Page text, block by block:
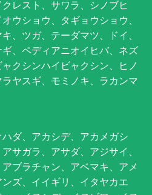
レスト、サワラ、シノブヒ
ウショウ、タギョウショウ、
、ツガ、テーダマツ、ドイ、
、ペディアニオイヒバ、ネズ
クシンハイビャクシン、ヒノ
ヤスギ、モミノキ、ラカンマ
ダ、アカシデ、アカメガシ
サガラ、アサダ、アジサイ、
ブラチャン、アベマキ、アメ
ズ、イイギリ、イタヤカエ